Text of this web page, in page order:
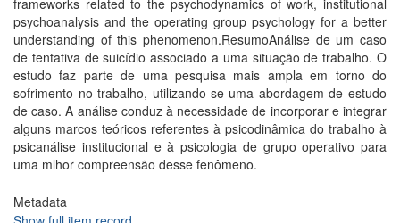
frameworks related to the psychodynamics of work, institutional
psychoanalysis and the operating group psychology for a better
understanding of this phenomenon.ResumoAnálise de um caso
de tentativa de suicídio associado a uma situação de trabalho. O
estudo faz parte de uma pesquisa mais ampla em torno do
sofrimento no trabalho, utilizando-se uma abordagem de estudo
de caso. A análise conduz à necessidade de incorporar e integrar
alguns marcos teóricos referentes à psicodinâmica do trabalho à
psicanálise institucional e à psicologia de grupo operativo para
uma mlhor compreensão desse fenômeno.
Metadata